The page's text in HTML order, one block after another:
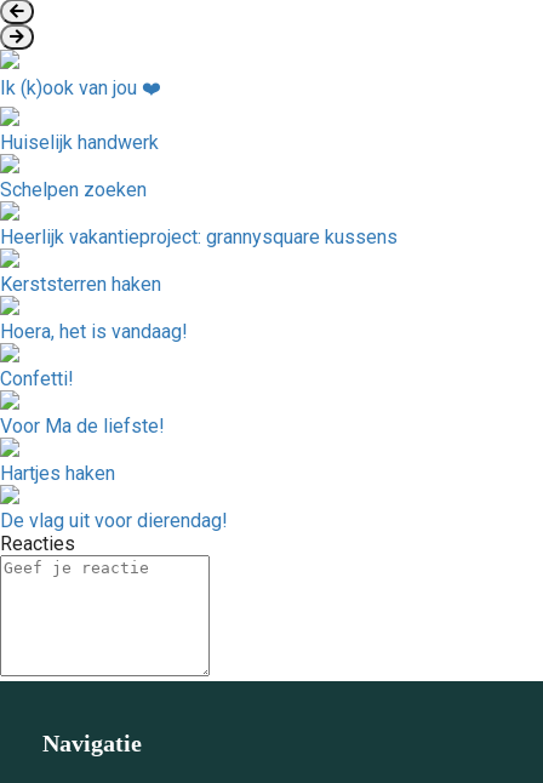
Ik (k)ook van jou ❤️
Huiselijk handwerk
Schelpen zoeken
Heerlijk vakantieproject: grannysquare kussens
Kerststerren haken
Hoera, het is vandaag!
Confetti!
Voor Ma de liefste!
Hartjes haken
De vlag uit voor dierendag!
Reacties
Navigatie